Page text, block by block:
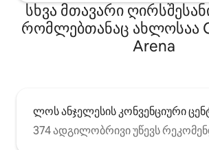
სხვა მთავარი
რომლებთანაც ახლოსაა
Arena
ლოს ანჯელესის კონვენციური
374 ადგილობრივი უწევს